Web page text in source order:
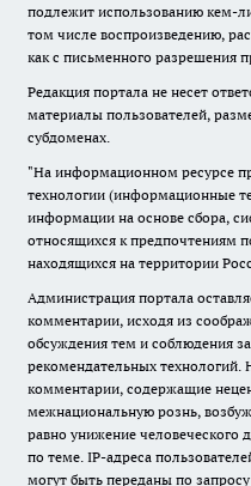
подлежит использованию кем-
том числе воспроизведению,
как с письменного разрешения
Редакция портала не несет
материалы пользователей,
субдоменах.
"На информационном ресурсе
технологии (информационные
информации на основе сбора,
относящихся к предпочтениям
находящихся на территории
Администрация портала
комментарии, исходя из
обсуждения тем и соблюдения
рекомендательных технологий.
комментарии, содержащие
межнациональную рознь,
равно унижение человеческого
по теме. IP-адреса
могут быть переданы по